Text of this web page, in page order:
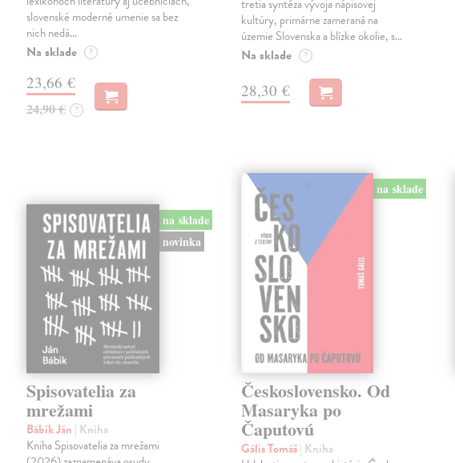
slovenské moderné umenie sa bez
nich nedá…
Na sklade ?
23,66 €
24,90 € ?
tretia syntéza vývoja nápisovej
kultúry, primárne zameraná na
územie Slovenska a blízke okolie, s…
Na sklade ?
28,30 €
na sklade
novinka
Spisovatelia za
mrežami
Bábik Ján | Kniha
Kniha Spisovatelia za mrežami
na sklade
Československo. Od
Masaryka po
Čaputovú
Gális Tomáš| Kniha